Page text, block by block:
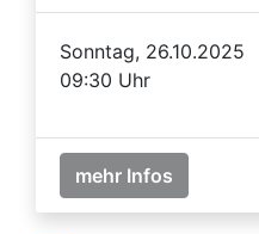
Sonntag, 26.10.2025
09:30 Uhr
mehr Infos